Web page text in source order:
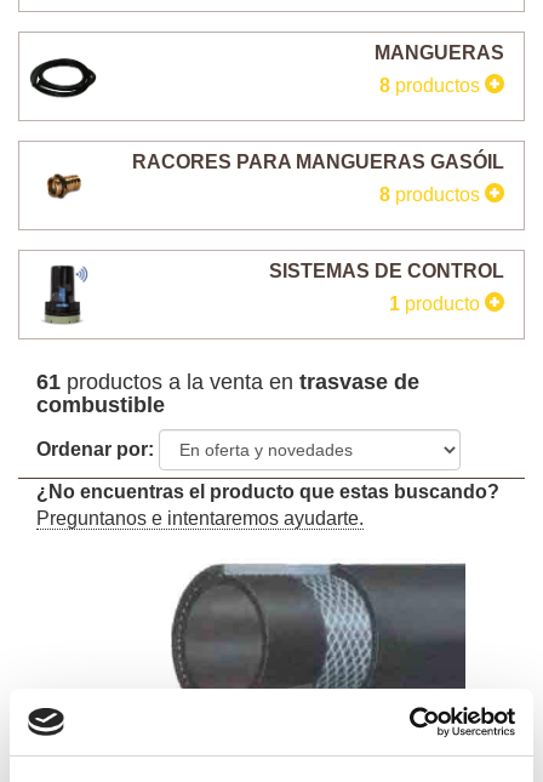
MANGUERAS
8 productos
RACORES PARA MANGUERAS GASÓIL
8 productos
SISTEMAS DE CONTROL
1 producto
61 productos a la venta en trasvase de
combustible
Ordenar por:
¿No encuentras el producto que estas buscando?
Preguntanos e intentaremos ayudarte.